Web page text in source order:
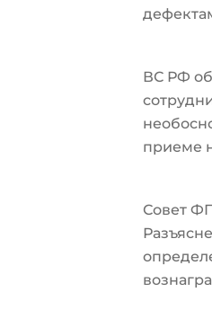
ВС РФ
приеме
Совет